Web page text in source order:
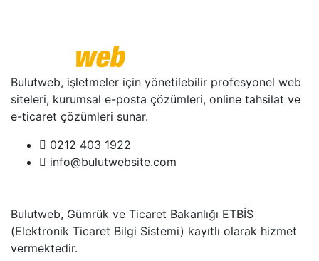
Bulutweb, işletmeler için yönetilebilir profesyonel web
siteleri, kurumsal e-posta çözümleri, online tahsilat ve
e-ticaret çözümleri sunar.
0212 403 1922
info@bulutwebsite.com
Bulutweb, Gümrük ve Ticaret Bakanlığı ETBİS
(Elektronik Ticaret Bilgi Sistemi) kayıtlı olarak hizmet
vermektedir.